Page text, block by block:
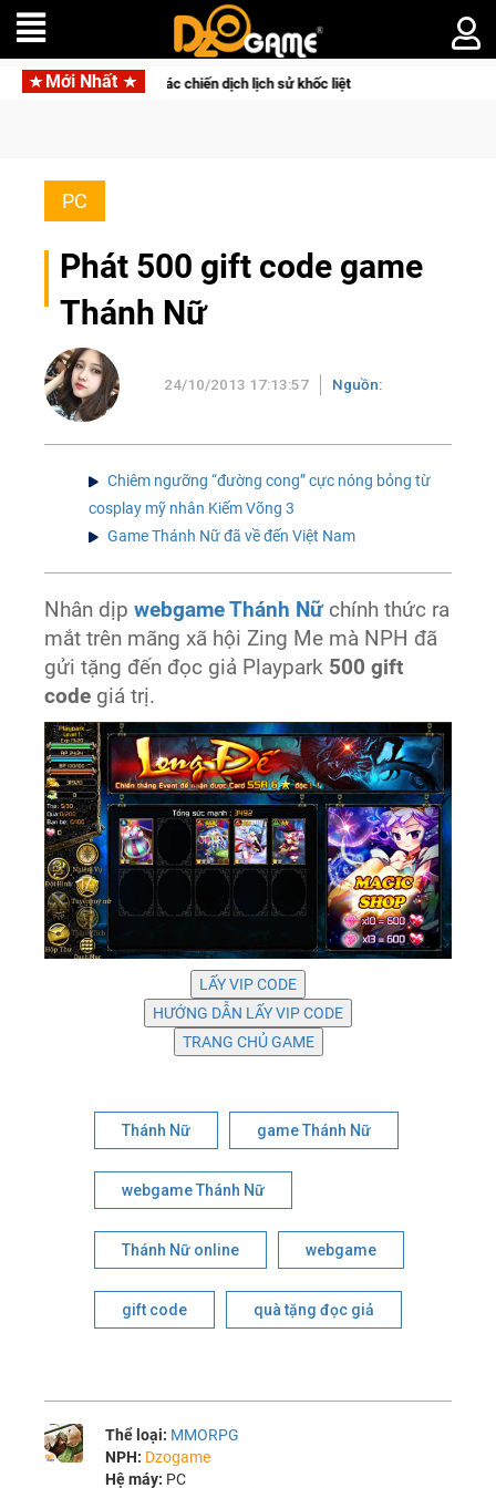
Mới Nhất
đưa bạn vào các chiến dịch lịch sử khốc liệt
PC
Phát 500 gift code game
Thánh Nữ
24/10/2013 17:13:57 Nguồn:
Chiêm ngưỡng “đường cong” cực nóng bỏng từ
cosplay mỹ nhân Kiếm Võng 3
Game Thánh Nữ đã về đến Việt Nam
Nhân dịpwebgame Thánh Nữchính thức ra
mắt trên mãng xã hội Zing Me mà NPH đã
gửi tặng đến đọc giả Playpark 500 gift
code giá trị.
Thánh Nữ game Thánh Nữ
webgame Thánh Nữ
Thánh Nữ online webgame
gift code quà tặng đọc giả
Thể loại: MMORPG
NPH: Dzogame
Hệ máy: PC